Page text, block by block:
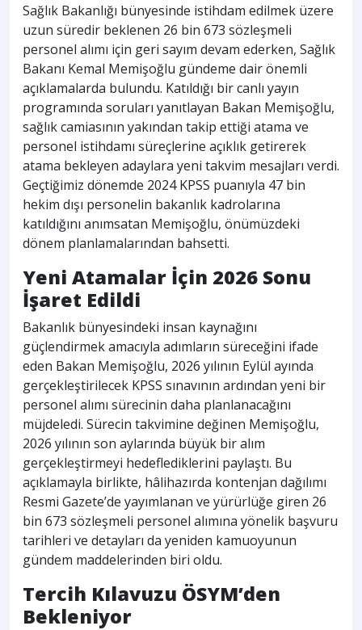
Sağlık Bakanlığı bünyesinde istihdam edilmek üzere
uzun süredir beklenen 26 bin 673 sözleşmeli
personel alımı için geri sayım devam ederken, Sağlık
Bakanı Kemal Memişoğlu gündeme dair önemli
açıklamalarda bulundu. Katıldığı bir canlı yayın
programında soruları yanıtlayan Bakan Memişoğlu,
sağlık camiasının yakından takip ettiği atama ve
personel istihdamı süreçlerine açıklık getirerek
atama bekleyen adaylara yeni takvim mesajları verdi.
Geçtiğimiz dönemde 2024 KPSS puanıyla 47 bin
hekim dışı personelin bakanlık kadrolarına
katıldığını anımsatan Memişoğlu, önümüzdeki
dönem planlamalarından bahsetti.
Yeni Atamalar İçin 2026 Sonu
İşaret Edildi
Bakanlık bünyesindeki insan kaynağını
güçlendirmek amacıyla adımların süreceğini ifade
eden Bakan Memişoğlu, 2026 yılının Eylül ayında
gerçekleştirilecek KPSS sınavının ardından yeni bir
personel alımı sürecinin daha planlanacağını
müjdeledi. Sürecin takvimine değinen Memişoğlu,
2026 yılının son aylarında büyük bir alım
gerçekleştirmeyi hedeflediklerini paylaştı. Bu
açıklamayla birlikte, hâlihazırda kontenjan dağılımı
Resmi Gazete’de yayımlanan ve yürürlüğe giren 26
bin 673 sözleşmeli personel alımına yönelik başvuru
tarihleri ve detayları da yeniden kamuoyunun
gündem maddelerinden biri oldu.
Tercih Kılavuzu ÖSYM’den
Bekleniyor